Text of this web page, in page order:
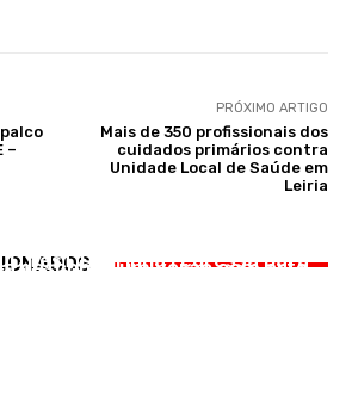
–
PRÓXIMO ARTIGO
Mais de 350 profissionais dos
cuidados primários contra
Unidade Local de Saúde em
Leiria
descobrir um verão com arte
fesT Lourinhã regressa para
Hearts e fica com um pé na